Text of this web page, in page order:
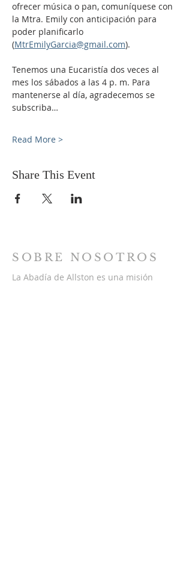
ofrecer música o pan, comuníquese con
la Mtra. Emily con anticipación para
poder planificarlo
(MtrEmilyGarcia@gmail.com).
Tenemos una Eucaristía dos veces al
mes los sábados a las 4 p. m. Para
mantenerse al día, agradecemos se
subscriba…
Read More >
Share This Event
SOBRE NOSOTROS
La Abadía de Allston es una misión